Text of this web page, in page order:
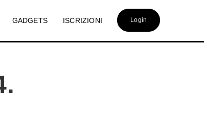
GADGETS ISCRIZIONI Login